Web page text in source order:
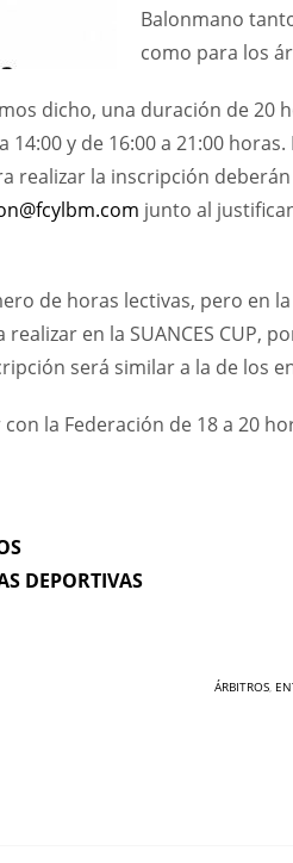
Balonmano
como para los
dicho, una duración de 20
y de 16:00 a 21:00
realizar la inscripción
junto al
de horas lectivas, pero en
en la SUANCES CUP,
será similar a la de los
la Federación de 18 a 20
DEPORTIVAS
ÁRBITROS,